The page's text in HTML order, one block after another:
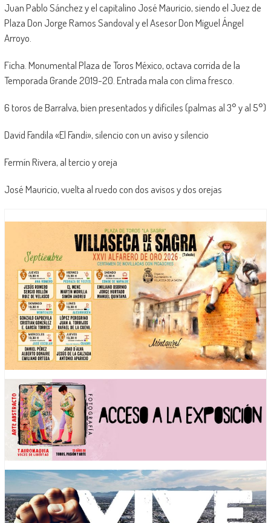
Juan Pablo Sánchez y el capitalino José Mauricio, siendo el Juez de
Plaza Don Jorge Ramos Sandoval y el Asesor Don Miguel Ángel
Arroyo.
Ficha. Monumental Plaza de Toros México, octava corrida de la
Temporada Grande 2019-20. Entrada mala con clima fresco.
6 toros de Barralva, bien presentados y difíciles (palmas al 3° y al 5°)
David Fandila «El Fandi», silencio con un aviso y silencio
Fermín Rivera, al tercio y oreja
José Mauricio, vuelta al ruedo con dos avisos y dos orejas